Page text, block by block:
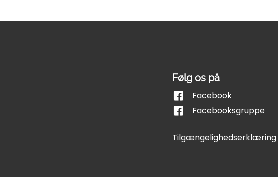
Følg os på
Facebook
Facebooksgruppe
Tilgængelighedserklæring